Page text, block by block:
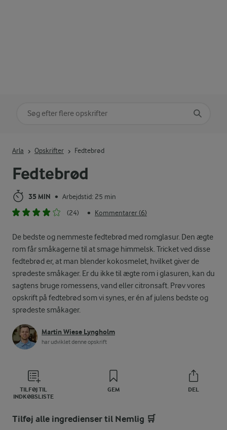
Fedtebrød
35 MIN • Arbejdstid: 25 min
(24)
• Kommentarer (6)
De bedste og nemmeste fedtebrød med romglasur. Den ægte
rom får småkagerne til at smage himmelsk. Tricket ved disse
fedtebrød er, at man blender kokosmelet, hvilket giver de
sprødeste småkager. Er du ikke til ægte rom i glasuren, kan du
sagtens bruge romessens, vand eller citronsaft. Prøv vores
opskrift på fedtebrød som vi synes, er én af julens bedste og
sprødeste småkager.
Martin Wiese Lyngholm
har udviklet denne opskrift
TILFØJ TIL
INDKØBSLISTE
GEM DEL
Arla Opskrifter Fedtebrød
Tilføj alle ingredienser til Nemlig 🛒
Søg på kategori